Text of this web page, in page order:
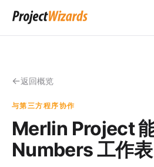
返回概览
与第三方程序协作
Merlin Project
Numbers 工作表